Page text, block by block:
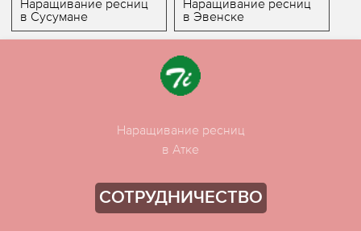
Наращивание ресниц
в Сусумане
Наращивание ресниц
в Эвенске
Наращивание ресниц
в Атке
СОТРУДНИЧЕСТВО